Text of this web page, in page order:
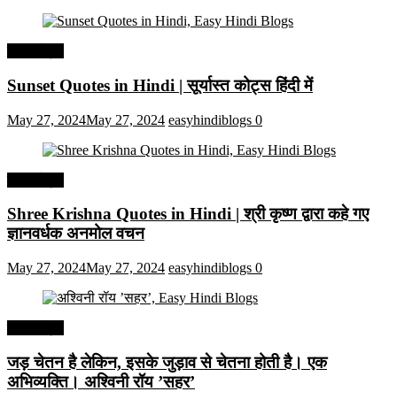
Sunset Quotes in Hindi | सूर्यास्त कोट्स हिंदी में
May 27, 2024May 27, 2024 easyhindiblogs 0
Shree Krishna Quotes in Hindi | श्री कृष्ण द्वारा कहे गए
ज्ञानवर्धक अनमोल वचन
May 27, 2024May 27, 2024 easyhindiblogs 0
जड़ चेतन है लेकिन, इसके जुड़ाव से चेतना होती है। एक
अभिव्यक्ति। अश्विनी रॉय ’सहर’